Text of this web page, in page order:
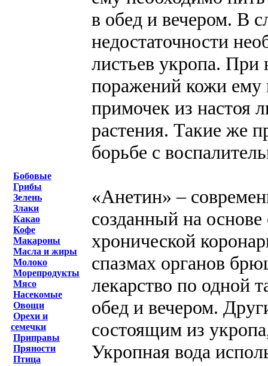
Бобовые
Грибы
Зелень
Злаки
Какао
Кофе
Макароны
Масла и жиры
Молоко
Морепродукты
Мясо
Насекомые
Овощи
Орехи и
семечки
Приправы
Пряности
Птица
в обед и вечером. В
недостаточности
листьев укропа. При
поражений кожи ему
примочек из настоя
растения. Такие же
борьбе с
«Анетин» –
созданный на
хронической
спазмах органов
лекарство по одной
обед и вечером.
состоящим из
Укропная вода